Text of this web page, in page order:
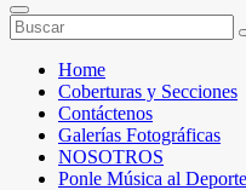
Home
Coberturas y Secciones
Contáctenos
Galerías Fotográficas
NOSOTROS
Ponle Música al Deporte